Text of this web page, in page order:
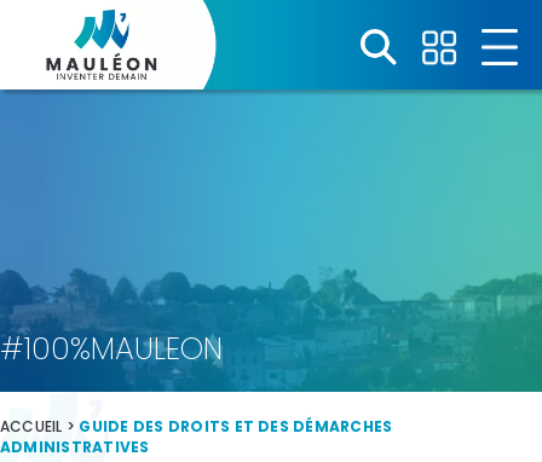
#100%MAULEON
ACCUEIL > GUIDE DES DROITS ET DES DÉMARCHES
ADMINISTRATIVES
Panneau de gestion des cookies